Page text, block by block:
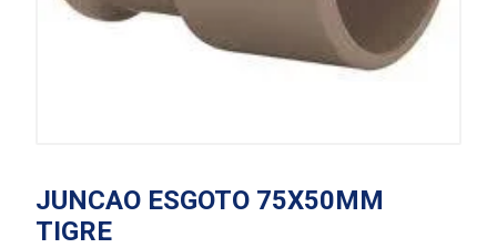
JUNCAO ESGOTO 75X50MM
TIGRE